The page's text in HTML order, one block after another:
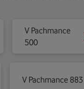
V Pachmance
500
V Pachmance 883